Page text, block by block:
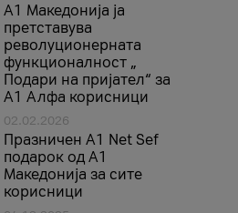
А1 Македонија ја
претставува
револуционерната
функционалност „
Подари на пријател“ за
А1 Алфа корисници
02.02.2026
Празничен A1 Net Sеf
подарок од А1
Македонија за сите
корисници